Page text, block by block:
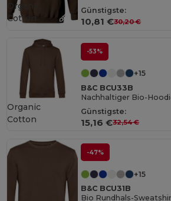
Günstigste:
10,81 €30,20 €
Organic
Cotton
-53%
+15
B&C BCU33B
Günstigste:
15,16 €32,54 €
Organic
Cotton
-47%
+15
B&C BCU31B
Bio Rundhals-